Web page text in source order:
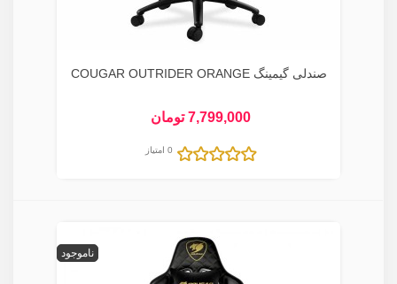
صندلی گیمینگ COUGAR OUTRIDER ORANGE
7,799,000 تومان
0 امتیاز
ناموجود